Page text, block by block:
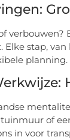
verbouwen?
Elke stap,
planning.
of
in voor